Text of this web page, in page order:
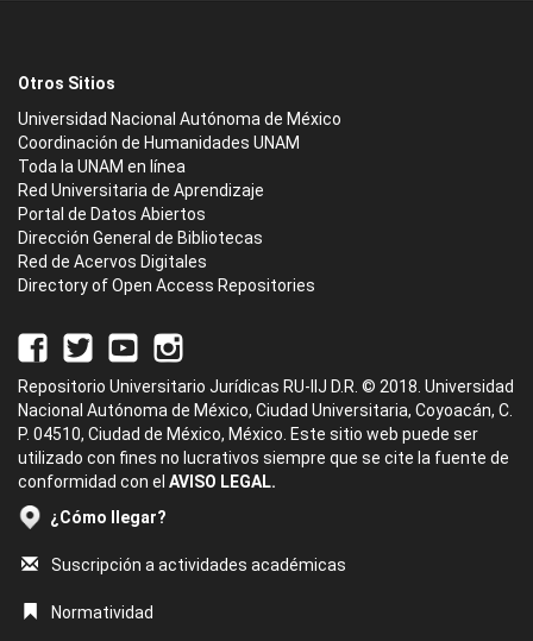
Otros Sitios
Universidad Nacional Autónoma de México
Coordinación de Humanidades UNAM
Toda la UNAM en línea
Red Universitaria de Aprendizaje
Portal de Datos Abiertos
Dirección General de Bibliotecas
Red de Acervos Digitales
Directory of Open Access Repositories
Repositorio Universitario Jurídicas RU-IIJ D.R. © 2018. Universidad
Nacional Autónoma de México, Ciudad Universitaria, Coyoacán, C.
P. 04510, Ciudad de México, México. Este sitio web puede ser
utilizado con fines no lucrativos siempre que se cite la fuente de
conformidad con el AVISO LEGAL.
¿Cómo llegar?
Suscripción a actividades académicas
Normatividad